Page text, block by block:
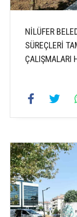
NİLÜFER
SÜREÇLERİ
ÇALIŞMALARI